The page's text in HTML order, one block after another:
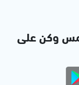
وكن على